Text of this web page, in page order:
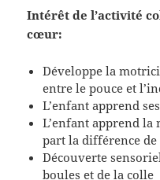
Intérêt de l’activité
cœur:
Développe la
entre le pouce et
L’enfant apprend
L’enfant apprend
part la différence
Découverte
boules et de la colle